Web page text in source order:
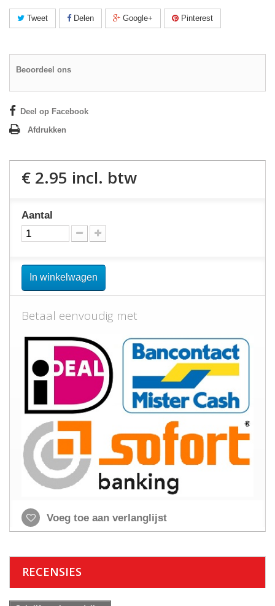
Tweet Delen Google+ Pinterest
Beoordeel ons
Deel op Facebook
Afdrukken
€ 2.95 incl. btw
Aantal
In winkelwagen
Betaal eenvoudig met
Voeg toe aan verlanglijst
RECENSIES